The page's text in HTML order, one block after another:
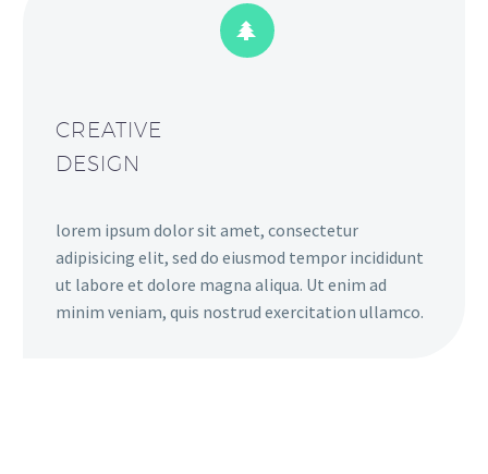


CREATIVE
DESIGN
lorem ipsum dolor sit amet, consectetur
adipisicing elit, sed do eiusmod tempor incididunt
ut labore et dolore magna aliqua. Ut enim ad
minim veniam, quis nostrud exercitation ullamco.